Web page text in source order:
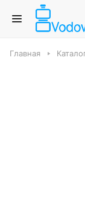
Главная